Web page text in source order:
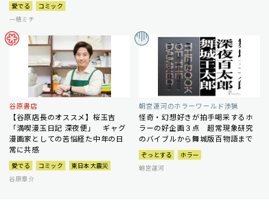
愛でる
コミック
一穂ミチ
谷原書店
【谷原店長のオススメ】桜玉吉
「満喫漫玉日記 深夜便」 ギャグ
漫画家としての苦悩経た中年の日
常に共感
愛でる コミック
東日本大震災
谷原章介
朝宮運河のホラーワールド渉猟
怪奇・幻想好きが拍手喝采するホ
ラーの好企画３点 超常現象研究
のバイブルから舞城版百物語まで
ぞっとする
ホラー
朝宮運河